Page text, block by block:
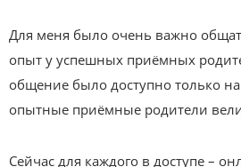
Для меня было очень важно
опыт у успешных приёмных
общение было доступно только
опытные приёмные родители
Сейчас для каждого в доступе –